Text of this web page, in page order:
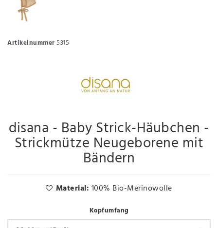
Artikelnummer5315
disana - Baby Strick-Häubchen -
Strickmütze Neugeborene mit
Bändern
Material: 100% Bio-Merinowolle
Kopfumfang